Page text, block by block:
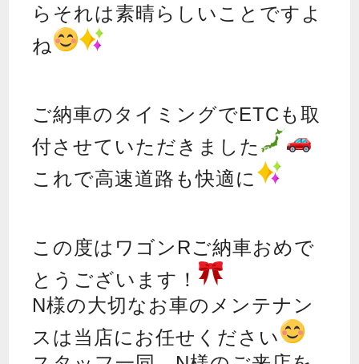
らそれは素晴らしいことですよ
ね
ご納車のタイミングでETCも取
付させていただきました
これで高速道路も快適に
この度はワゴンRご納車おめで
とうございます！
N様の大切なお車のメンテナン
スは当店にお任せください